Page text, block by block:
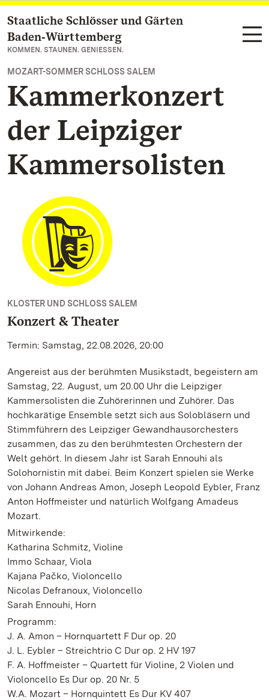
Zum Hauptinhalt springen
Staatliche Schlösser und Gärten
Baden‑Württemberg
KOMMEN. STAUNEN. GENIESSEN.
MOZART-SOMMER SCHLOSS SALEM
Kammerkonzert
der Leipziger
Kammersolisten
KLOSTER UND SCHLOSS SALEM
Konzert & Theater
Termin: Samstag, 22.08.2026, 20:00
Angereist aus der berühmten Musikstadt, begeistern am
Samstag, 22. August, um 20.00 Uhr die Leipziger
Kammersolisten die Zuhörerinnen und Zuhörer. Das
hochkarätige Ensemble setzt sich aus Solobläsern und
Stimmführern des Leipziger Gewandhausorchesters
zusammen, das zu den berühmtesten Orchestern der
Welt gehört. In diesem Jahr ist Sarah Ennouhi als
Solohornistin mit dabei. Beim Konzert spielen sie Werke
von Johann Andreas Amon, Joseph Leopold Eybler, Franz
Anton Hoffmeister und natürlich Wolfgang Amadeus
Mozart.
Mitwirkende:
Katharina Schmitz, Violine
Immo Schaar, Viola
Kajana Pačko, Violoncello
Nicolas Defranoux, Violoncello
Sarah Ennouhi, Horn
Programm:
J. A. Amon – Hornquartett F Dur op. 20
J. L. Eybler – Streichtrio C Dur op. 2 HV 197
F. A. Hoffmeister – Quartett für Violine, 2 Violen und
Violoncello Es Dur op. 20 Nr. 5
W.A. Mozart – Hornquintett Es Dur KV 407